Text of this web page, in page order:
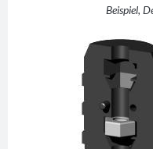
Beispiel,